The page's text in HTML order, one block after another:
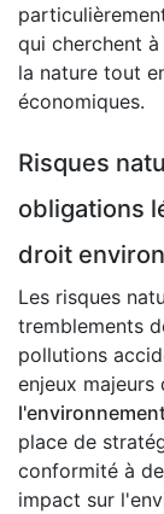
qui cherchent
la nature tout
économiques.
Risques
obligations
droit
Les risques
tremblements
pollutions
enjeux majeurs
place de
conformité à
impact sur